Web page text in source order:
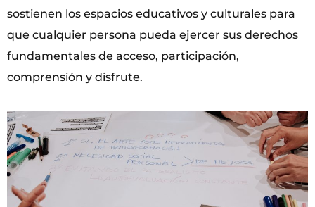
sostienen los espacios educativos y culturales para
que cualquier persona pueda ejercer sus derechos
fundamentales de acceso, participación,
comprensión y disfrute.